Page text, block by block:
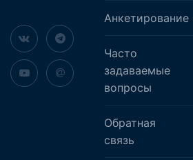
Анкетирование
Часто
задаваемые
вопросы
Обратная
связь